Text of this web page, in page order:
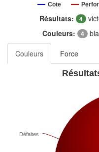
Cote
Résultats: 4
Couleurs:
4
Couleurs
Force
Défaites